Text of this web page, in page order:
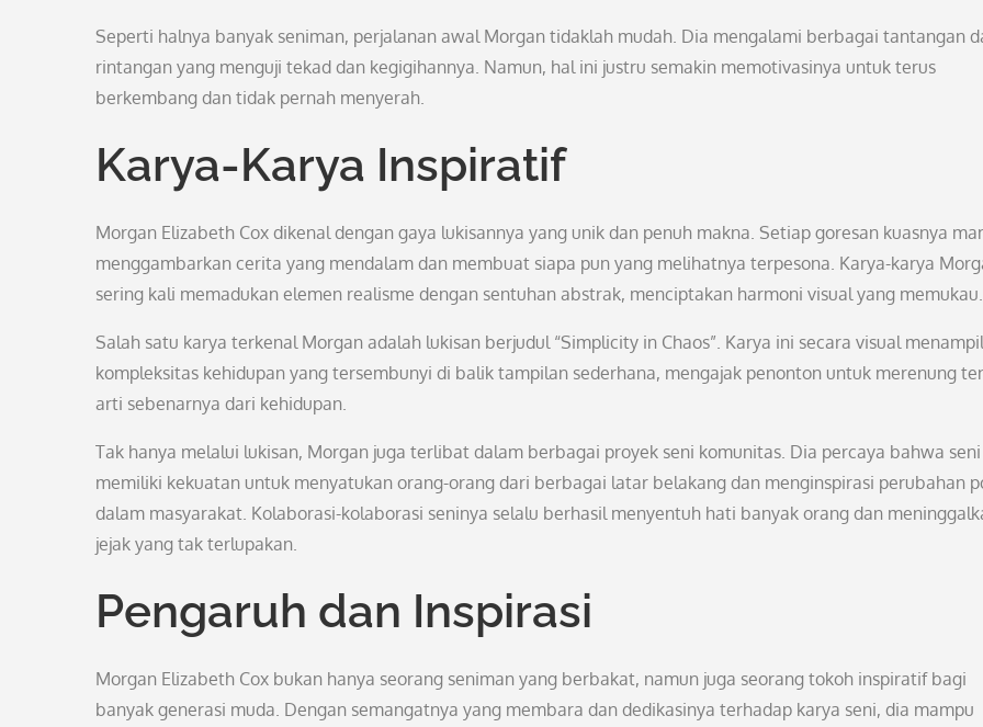
Seperti halnya banyak seniman, perjalanan awal Morgan tidaklah mudah. Dia mengalami berbagai tantangan
rintangan yang menguji tekad dan kegigihannya. Namun, hal ini justru semakin memotivasinya untuk terus
berkembang dan tidak pernah menyerah.
Karya-Karya Inspiratif
Morgan Elizabeth Cox dikenal dengan gaya lukisannya yang unik dan penuh makna. Setiap goresan kuasnya
menggambarkan cerita yang mendalam dan membuat siapa pun yang melihatnya terpesona. Karya-karya
sering kali memadukan elemen realisme dengan sentuhan abstrak, menciptakan harmoni visual yang memukau.
Salah satu karya terkenal Morgan adalah lukisan berjudul “Simplicity in Chaos”. Karya ini secara visual
kompleksitas kehidupan yang tersembunyi di balik tampilan sederhana, mengajak penonton untuk merenung
arti sebenarnya dari kehidupan.
Tak hanya melalui lukisan, Morgan juga terlibat dalam berbagai proyek seni komunitas. Dia percaya bahwa seni
memiliki kekuatan untuk menyatukan orang-orang dari berbagai latar belakang dan menginspirasi perubahan
dalam masyarakat. Kolaborasi-kolaborasi seninya selalu berhasil menyentuh hati banyak orang dan
jejak yang tak terlupakan.
Pengaruh dan Inspirasi
Morgan Elizabeth Cox bukan hanya seorang seniman yang berbakat, namun juga seorang tokoh inspiratif bagi
banyak generasi muda. Dengan semangatnya yang membara dan dedikasinya terhadap karya seni, dia mampu